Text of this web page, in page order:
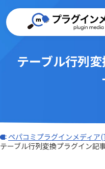
テーブル行列
ペパコミプラグインメディア
テーブル行列変換プラグイン記